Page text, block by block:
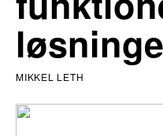
MIKKEL LETH